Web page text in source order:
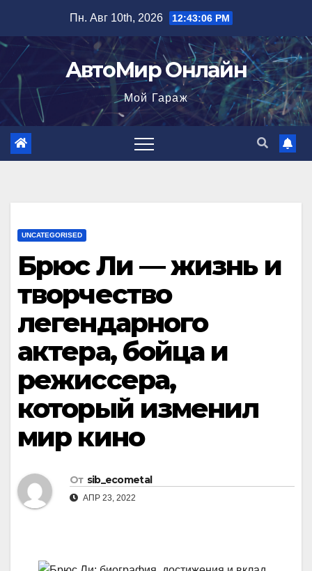
содержимому
Пн. Авг 10th, 2026 12:43:07 PM
АвтоМир Онлайн
Мой Гараж
UNCATEGORISED
Брюс Ли — жизнь и
творчество
легендарного
актера, бойца и
режиссера,
который изменил
мир кино
От sib_ecometal
АПР 23, 2022